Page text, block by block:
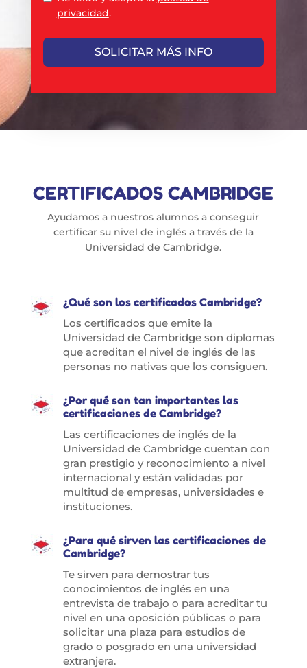
privacidad.
SOLICITAR MÁS INFO
CERTIFICADOS CAMBRIDGE
Ayudamos a nuestros alumnos a conseguir
certificar su nivel de inglés a través de la
Universidad de Cambridge.
¿Qué son los certificados Cambridge?
Los certificados que emite la
Universidad de Cambridge son diplomas
que acreditan el nivel de inglés de las
personas no nativas que los consiguen.
¿Por qué son tan importantes las
certificaciones de Cambridge?
Las certificaciones de inglés de la
Universidad de Cambridge cuentan con
gran prestigio y reconocimiento a nivel
internacional y están validadas por
multitud de empresas, universidades e
instituciones.
¿Para qué sirven las certificaciones de
Cambridge?
Te sirven para demostrar tus
conocimientos de inglés en una
entrevista de trabajo o para acreditar tu
nivel en una oposición públicas o para
solicitar una plaza para estudios de
grado o posgrado en una universidad
extranjera.